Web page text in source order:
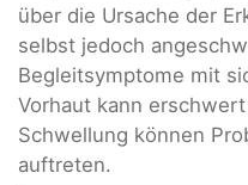
über die Ursache der
selbst jedoch
Begleitsymptome mit
Vorhaut kann
Schwellung können
auftreten.